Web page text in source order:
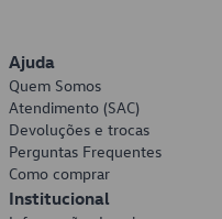
Ajuda
Quem Somos
Atendimento (SAC)
Devoluções e trocas
Perguntas Frequentes
Como comprar
Institucional